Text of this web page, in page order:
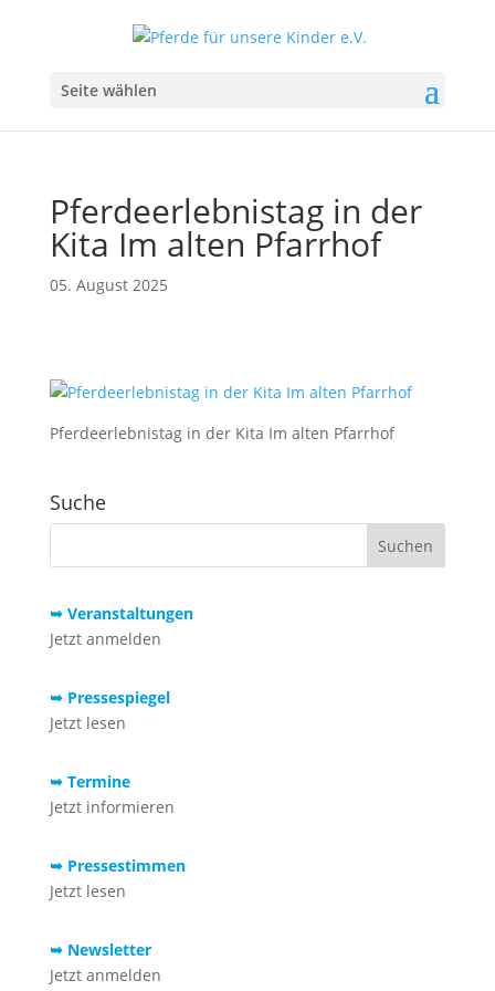
Seite wählen
Pferdeerlebnistag in der
Kita Im alten Pfarrhof
05. August 2025
Pferdeerlebnistag in der Kita Im alten Pfarrhof
Suche
➥ Veranstaltungen
Jetzt anmelden
➥ Pressespiegel
Jetzt lesen
➥ Termine
Jetzt informieren
➥ Pressestimmen
Jetzt lesen
➥ Newsletter
Jetzt anmelden